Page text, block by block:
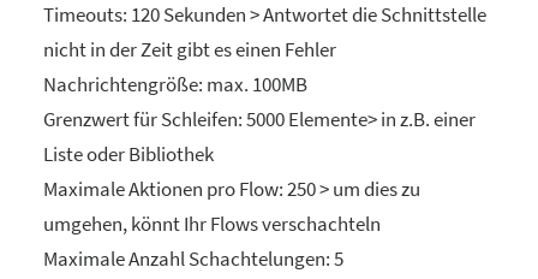
Timeouts: 120 Sekunden > Antwortet die Schnittstelle
nicht in der Zeit gibt es einen Fehler
Nachrichtengröße: max. 100MB
Grenzwert für Schleifen: 5000 Elemente> in z.B. einer
Liste oder Bibliothek
Maximale Aktionen pro Flow: 250 > um dies zu
umgehen, könnt Ihr Flows verschachteln
Maximale Anzahl Schachtelungen: 5